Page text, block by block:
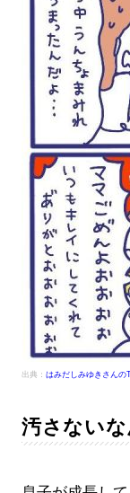
出典： はみだしみゆきさんの
汚さないな